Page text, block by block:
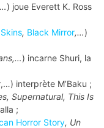
) joue Everett K. Ross
Skins, Black Mirror,…)
) incarne Shuri, la
,…) interprète M’Baku ;
Supernatural, This Is
;
Horror Story, Un